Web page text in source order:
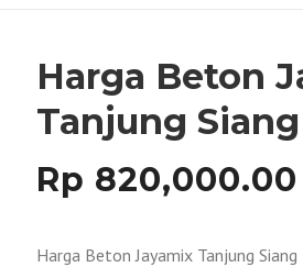
Harga Beton
Tanjung
Rp 820,000.00
Harga Beton Jayamix Tanjung